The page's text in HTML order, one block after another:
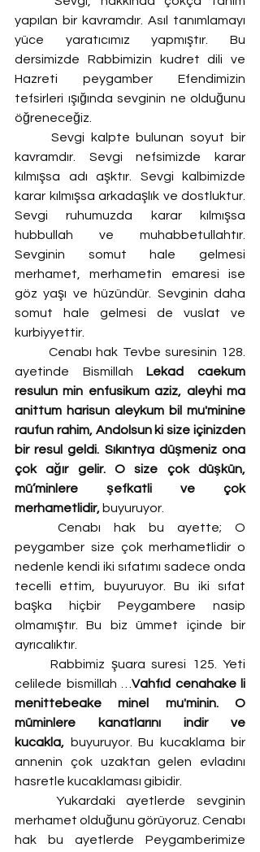
yapılan bir kavramdır. Asıl tanımlamayı
yüce yaratıcımız yapmıştır. Bu
dersimizde Rabbimizin kudret dili ve
Hazreti peygamber Efendimizin
tefsirleri ışığında sevginin ne olduğunu
öğreneceğiz.
kavramdır. Sevgi nefsimizde karar
kılmışsa adı aşktır. Sevgi kalbimizde
karar kılmışsa arkadaşlık ve dostluktur.
Sevgi ruhumuzda karar kılmışsa
hubbullah ve muhabbetullahtır.
Sevginin somut hale gelmesi
merhamet, merhametin emaresi ise
göz yaşı ve hüzündür. Sevginin daha
somut hale gelmesi de vuslat ve
kurbiyyettir.
	Cenabı hak Tevbe suresinin 128.
ayetinde Bismillah Lekad caekum
resulun min enfusikum aziz, aleyhi ma
anittum harisun aleykum bil mu'minine
raufun rahim, Andolsun ki size içinizden
bir resul geldi. Sıkıntıya düşmeniz ona
çok ağır gelir. O size çok düşkün,
mü’minlere şefkatli ve çok
merhametlidir, buyuruyor.
peygamber size çok merhametlidir o
nedenle kendi iki sıfatımı sadece onda
tecelli ettim, buyuruyor. Bu iki sıfat
başka hiçbir Peygambere nasip
olmamıştır. Bu biz ümmet içinde bir
ayrıcalıktır.
	Rabbimiz şuara suresi 125. Yeti
celilede bismillah … Vahfıd cenahake li
menittebeake minel mu'minin. O
müminlere kanatlarını indir ve
kucakla, buyuruyor. Bu kucaklama bir
annenin çok uzaktan gelen evladını
hasretle kucaklaması gibidir.
merhamet olduğunu görüyoruz. Cenabı
hak bu ayetlerde Peygamberimize